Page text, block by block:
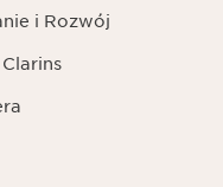
i Rozwój